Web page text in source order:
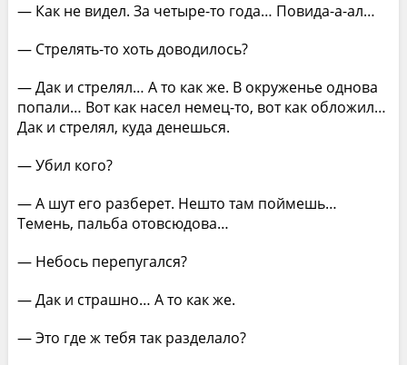
— Как не видел. За четыре-то года… Повида-а-ал…
— Стрелять-то хоть доводилось?
— Дак и стрелял… А то как же. В окруженье однова
попали… Вот как насел немец-то, вот как обложил…
Дак и стрелял, куда денешься.
— Убил кого?
— А шут его разберет. Нешто там поймешь…
Темень, пальба отовсюдова…
— Небось перепугался?
— Дак и страшно… А то как же.
— Это где ж тебя так разделало?